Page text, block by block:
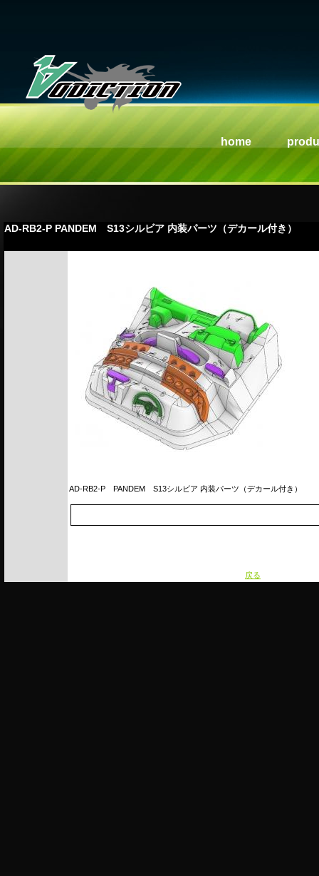
home
AD-RB2-P PANDEM S13シルビア 内装パーツ（デカール付き）
AD-RB2-P PANDEM S13シルビア 内装パーツ（デカール付き）
戻る